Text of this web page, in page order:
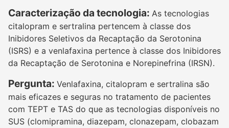
Caracterização da tecnologia: As tecnologias
citalopram e sertralina pertencem à classe dos
Inibidores Seletivos da Recaptação da Serotonina
(ISRS) e a venlafaxina pertence à classe dos Inibidores
da Recaptação de Serotonina e Norepinefrina (IRSN).
Pergunta: Venlafaxina, citalopram e sertralina são
mais eficazes e seguras no tratamento de pacientes
com TEPT e TAS do que as tecnologias disponíveis no
SUS (clomipramina, diazepam, clonazepam, clobazam